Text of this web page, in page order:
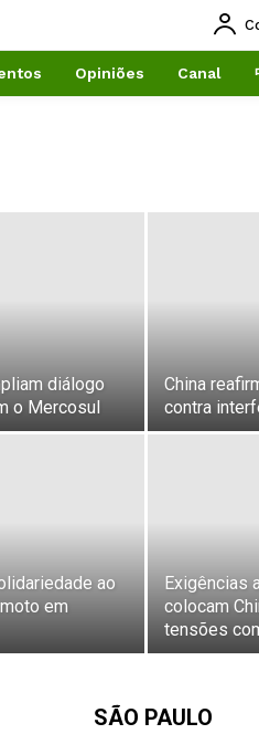
Opiniões Canal
diálogo
o Mercosul
China
contra
ao
em
Exigências
colocam
tensões
SÃO PAULO